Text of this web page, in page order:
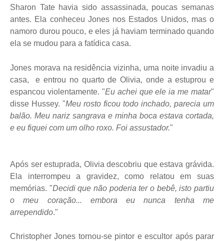
Sharon Tate havia sido assassinada, poucas semanas
antes. Ela conheceu Jones nos Estados Unidos, mas o
namoro durou pouco, e eles já haviam terminado quando
ela se mudou para a fatídica casa.
Jones morava na residência vizinha, uma noite invadiu a
casa,
e entrou no quarto de Olivia, onde a estuprou e
espancou violentamente. "Eu achei que ele ia me matar"
disse Hussey. "Meu rosto ficou todo inchado, parecia um
balão. Meu nariz sangrava e minha boca estava cortada,
e eu fiquei com um olho roxo. Foi assustador."
Após ser estuprada, Olivia descobriu que estava grávida.
Ela interrompeu a gravidez, como relatou em suas
memórias. "Decidi que não poderia ter o bebê, isto partiu
o meu coração... embora eu nunca tenha me
arrependido."
Christopher Jones tornou-se pintor e escultor após parar